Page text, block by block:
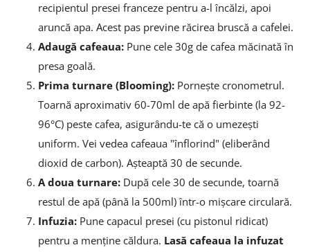
recipientul presei franceze pentru a-l încălzi, apoi
aruncă apa. Acest pas previne răcirea bruscă a cafelei.
Adaugă cafeaua: Pune cele 30g de cafea măcinată în
presa goală.
Prima turnare (Blooming): Pornește cronometrul.
Toarnă aproximativ 60-70ml de apă fierbinte (la 92-
96°C) peste cafea, asigurându-te că o umezești
uniform. Vei vedea cafeaua "înflorind" (eliberând
dioxid de carbon). Așteaptă 30 de secunde.
A doua turnare: După cele 30 de secunde, toarnă
restul de apă (până la 500ml) într-o mișcare circulară.
Infuzia: Pune capacul presei (cu pistonul ridicat)
pentru a menține căldura. Lasă cafeaua la infuzat